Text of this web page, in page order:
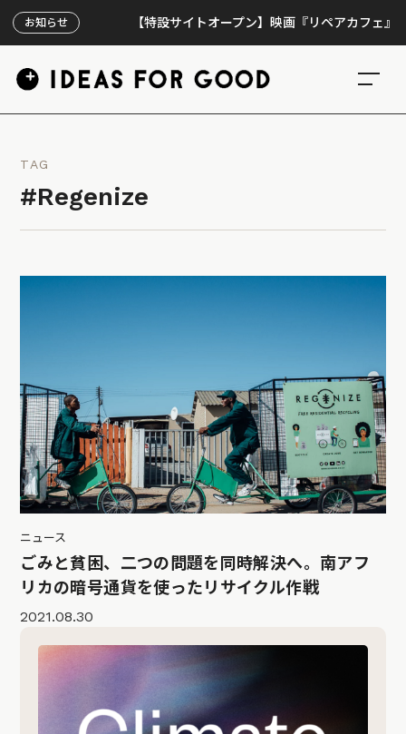
お知らせ 【特設サイトオープン】映画『リペアカフェ』、上
TAG
#Regenize
ニュース
ごみと貧困、二つの問題を同時解決へ。南アフ
リカの暗号通貨を使ったリサイクル作戦
2021.08.30